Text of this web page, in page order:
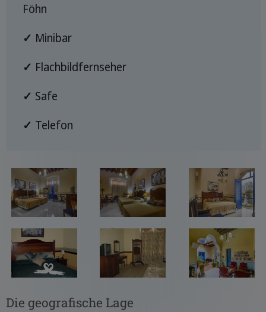
Föhn
✓ Minibar
✓ Flachbildfernseher
✓ Safe
✓ Telefon
Die geografische Lage